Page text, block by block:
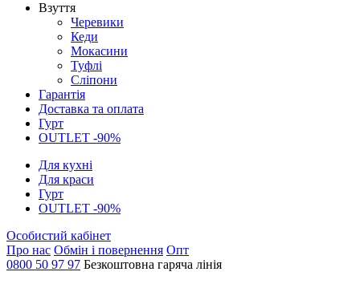
Взуття
Черевики
Кеди
Мокасини
Туфлі
Сліпони
Гарантія
Доставка та оплата
Гурт
OUTLET -90%
Для кухні
Для краси
Гурт
OUTLET -90%
Особистий кабінет
Про нас Обмін і повернення Опт
0800 50 97 97 Безкоштовна гаряча лінія